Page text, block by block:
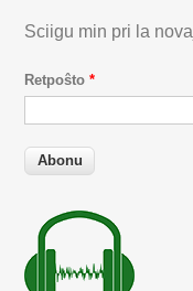
Sciigu min pri la
Retpoŝto*